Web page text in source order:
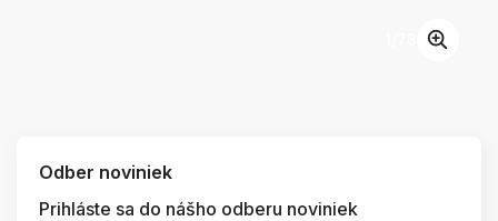
Odber noviniek
Prihláste sa do nášho odberu noviniek